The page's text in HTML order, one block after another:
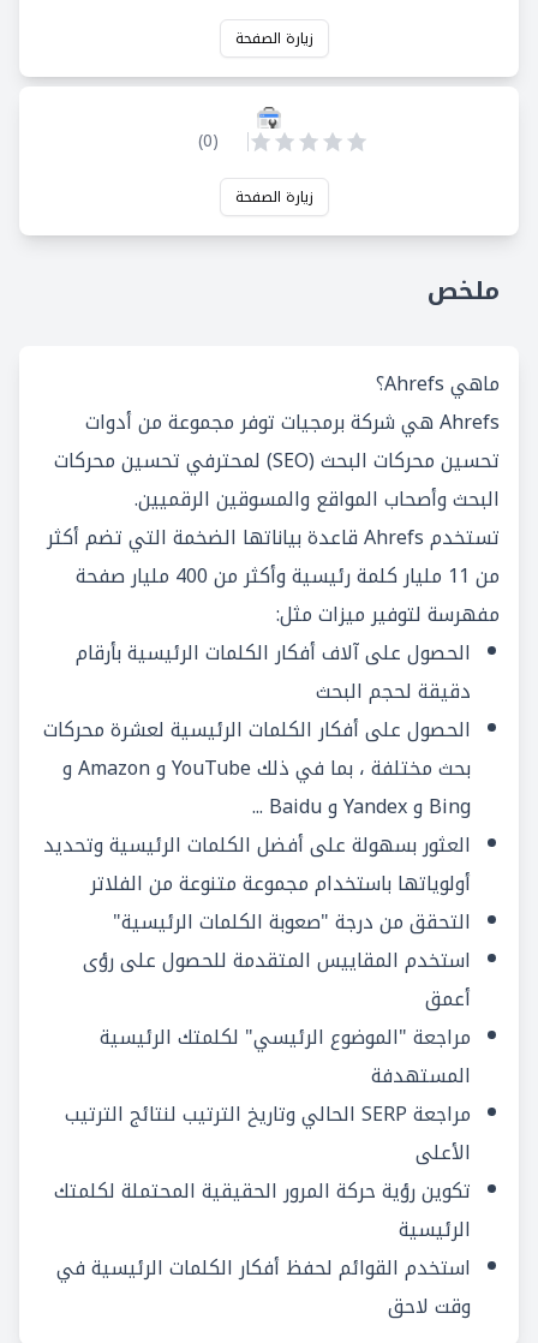
زيارة الصفحة
(
0
)
زيارة الصفحة
ملخص
ماهي Ahrefs؟
Ahrefs هي شركة برمجيات توفر مجموعة من أدوات
تحسين محركات البحث (SEO) لمحترفي تحسين محركات
البحث وأصحاب المواقع والمسوقين الرقميين.
تستخدم Ahrefs قاعدة بياناتها الضخمة التي تضم أكثر
من 11 مليار كلمة رئيسية وأكثر من 400 مليار صفحة
مفهرسة لتوفير ميزات مثل:
الحصول على آلاف أفكار الكلمات الرئيسية بأرقام
دقيقة لحجم البحث
الحصول على أفكار الكلمات الرئيسية لعشرة محركات
بحث مختلفة ، بما في ذلك YouTube و Amazon و
Bing و Yandex و Baidu ...
العثور بسهولة على أفضل الكلمات الرئيسية وتحديد
أولوياتها باستخدام مجموعة متنوعة من الفلاتر
التحقق من درجة "صعوبة الكلمات الرئيسية"
استخدم المقاييس المتقدمة للحصول على رؤى
أعمق
مراجعة "الموضوع الرئيسي" لكلمتك الرئيسية
المستهدفة
مراجعة SERP الحالي وتاريخ الترتيب لنتائج الترتيب
الأعلى
تكوين رؤية حركة المرور الحقيقية المحتملة لكلمتك
الرئيسية
استخدم القوائم لحفظ أفكار الكلمات الرئيسية في
وقت لاحق